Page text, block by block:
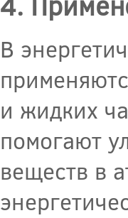
В
и жидких
помогают
веществ в